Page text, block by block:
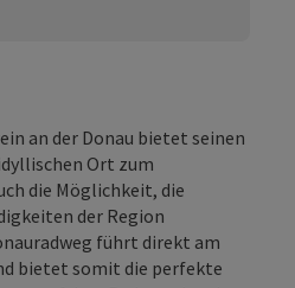
an der Donau bietet seinen
Ort zum
die Möglichkeit, die
der Region
führt direkt am
bietet somit die perfekte